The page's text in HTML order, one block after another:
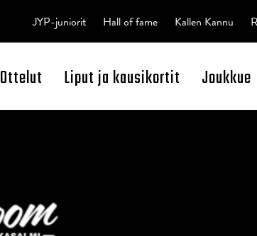
Open Search
Ottelut Liput ja kausikortit Joukkue
JYP-juniorit Hall of fame Kallen Kannu